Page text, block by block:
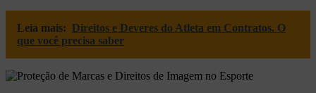
Leia mais: Direitos e Deveres do Atleta em Contratos. O
que você precisa saber